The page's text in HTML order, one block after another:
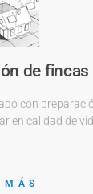
de fincas
con
en calidad de
MÁS